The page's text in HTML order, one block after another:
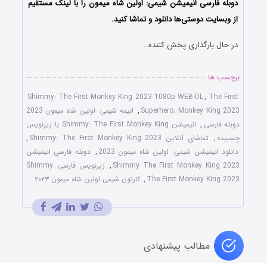
دوبله فارسی انیمیشن شیمی: اولین شاه میمون را با لینک مستقیم
از وبسایت دوستی‌ها دانلود و تماشا کنید.
در حال بارگذاری پخش کننده...
برچسب ها
Shimmy: The First Monkey King 2023 1080p WEB-DL, The First
Superhero: Monkey King 2023
,
انیمه شیمی: اولین شاه میمون 2023
دوبله فارسی ,
انیمیشن Shimmy: The First Monkey King با زیرنویس
چسبیده , تماشای آنلاین Shimmy: The First Monkey King 2023
,
دانلود انیمیشن شیمی: اولین شاه میمون 2023
, دوبله فارسی انیمیشن
Shimmy The First Monkey King 2023
,
زیرنویس فارسی Shimmy:
The First Monkey King 2023
, کارتون شیمی اولین شاه میمون ۲۰۲۳
مطالب پیشنهادی